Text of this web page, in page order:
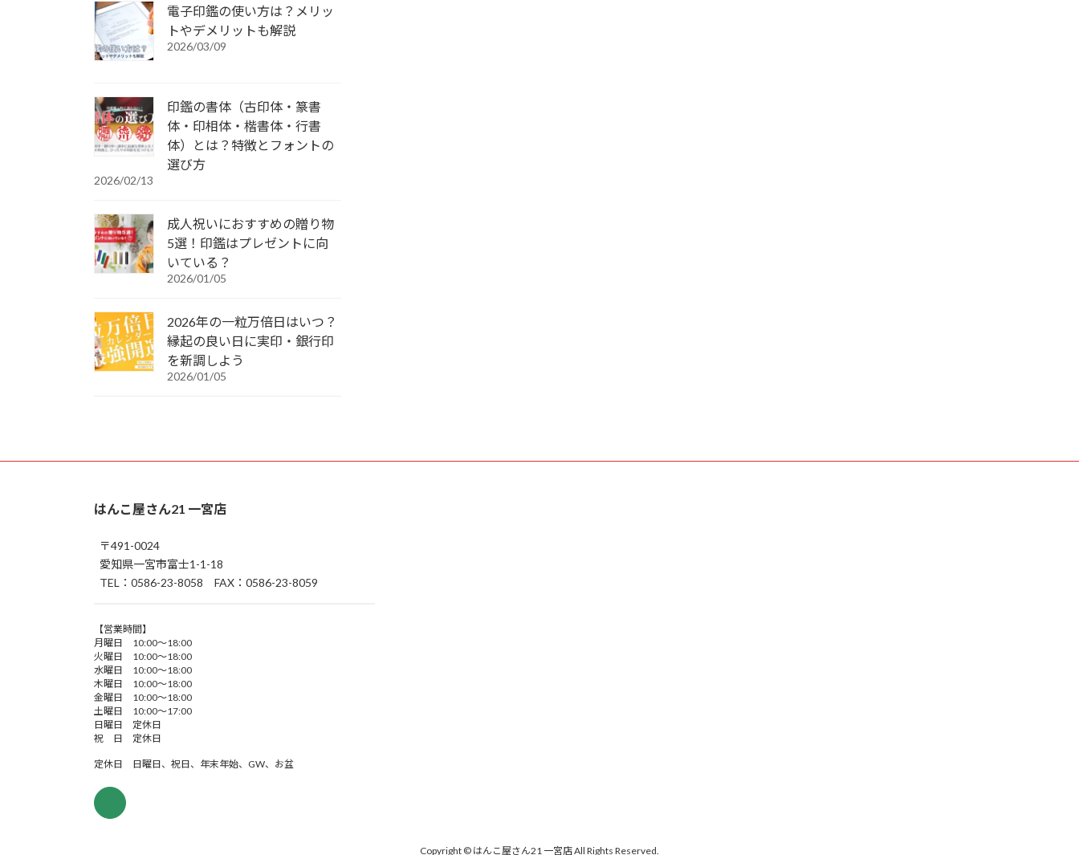
電子印鑑の使い方は？メリッ
トやデメリットも解説
2026/03/09
印鑑の書体（古印体・篆書
体・印相体・楷書体・行書
体）とは？特徴とフォントの
選び方
2026/02/13
成人祝いにおすすめの贈り物
5選！印鑑はプレゼントに向
いている？
2026/01/05
2026年の一粒万倍日はいつ？
縁起の良い日に実印・銀行印
を新調しよう
2026/01/05
はんこ屋さん21 一宮店
〒491-0024
愛知県一宮市富士1-1-18
TEL：0586-23-8058 FAX：0586-23-8059
【営業時間】
月曜日 10:00～18:00
火曜日 10:00～18:00
水曜日 10:00～18:00
木曜日 10:00～18:00
金曜日 10:00～18:00
土曜日 10:00～17:00
日曜日 定休日
祝 日 定休日
定休日 日曜日、祝日、年末年始、GW、お盆
Copyright © はんこ屋さん21 一宮店 All Rights Reserved.